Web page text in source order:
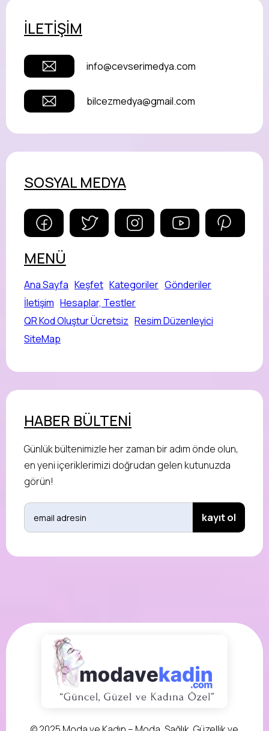
İLETİŞİM
info@cevserimedya.com
bilcezmedya@gmail.com
SOSYAL MEDYA
MENÜ
Ana Sayfa Keşfet Kategoriler Gönderiler
İletişim Hesaplar, Testler
QR Kod Oluştur Ücretsiz Resim Düzenleyici
SiteMap
HABER BÜLTENİ
Günlük bültenimizle her zaman bir adım önde olun,
en yeni içeriklerimizi doğrudan gelen kutunuzda
görün!